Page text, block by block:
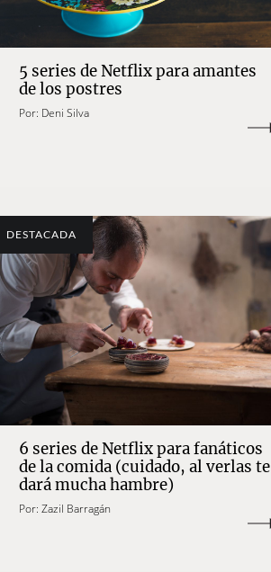
5 series de Netflix para amantes
de los postres
Por: Deni Silva
DESTACADA
6 series de Netflix para fanáticos
de la comida (cuidado, al verlas te
dará mucha hambre)
Por: Zazil Barragán